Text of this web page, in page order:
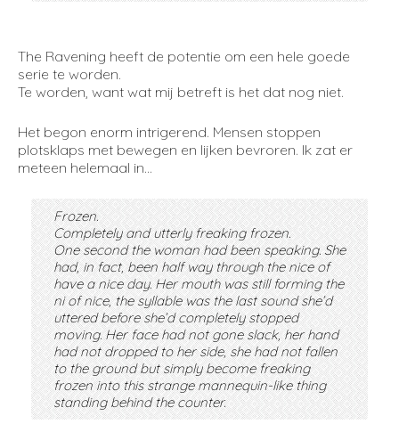
The Ravening heeft de potentie om een hele goede
serie te worden.
Te worden, want wat mij betreft is het dat nog niet.
Het begon enorm intrigerend. Mensen stoppen
plotsklaps met bewegen en lijken bevroren. Ik zat er
meteen helemaal in…
Frozen.
Completely and utterly freaking frozen.
One second the woman had been speaking. She
had, in fact, been half way through the nice of
have a nice day. Her mouth was still forming the
ni of nice, the syllable was the last sound she’d
uttered before she’d completely stopped
moving. Her face had not gone slack, her hand
had not dropped to her side, she had not fallen
to the ground but simply become freaking
frozen into this strange mannequin-like thing
standing behind the counter.